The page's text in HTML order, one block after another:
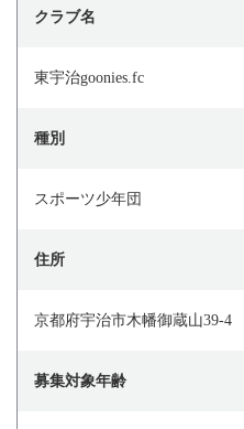
クラブ名
東宇治goonies.fc
種別
スポーツ少年団
住所
京都府宇治市木幡御蔵山39-4
募集対象年齢